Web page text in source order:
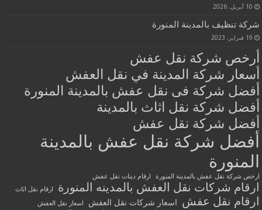
10 أبريل، 2026
شركة تنظيف بالمدينة المنورة
19 فبراير، 2023
أرخص شركة نقل عفش
أسعار شركة المدينة في نقل العفش
أفضل شركة فى نقل عفش بالمدينة المنورة
أفضل شركة نقل اثاث بالمدينة
أفضل شركة نقل عفش
أفضل شركة نقل عفش بالمدينة
المنورة
ارخص شركة نقل عفش بالمدينة المنورة ارقام دينات نقل عفش
ارقام شركات نقل العفش بالمدينه المنورة ارقام نقل اثاث
ارقام نقل عفش اسعار شركات نقل العفش
اسعار نقل العفش